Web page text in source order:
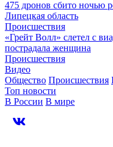
475 дронов сбито ночью
Липецкая область
Происшествия
«Грейт Волл» слетел с
пострадала женщина
Происшествия
Видео
Общество Происшествия
Топ новости
В России В мире